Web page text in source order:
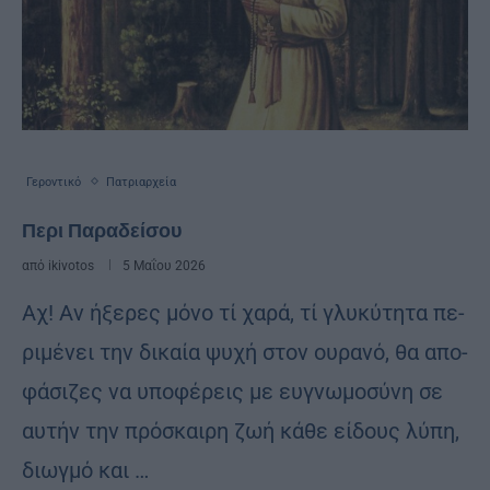
Γεροντικό Πατριαρχεία
Περι Παραδείσου
από ikivotos 5 Μαΐου 2026
Αχ! Αν ήξε­ρες μόνο τί χαρά, τί γλυ­κύ­τη­τα πε­
ρι­μέ­νει την δι­καία ψυχή στον ου­ρα­νό, θα απο­
φά­σι­ζες να υπο­φέ­ρεις με ευ­γνω­μο­σύ­νη σε
αυ­τήν την πρό­σκαι­ρη ζωή κάθε εί­δους λύπη,
διωγ­μό και …